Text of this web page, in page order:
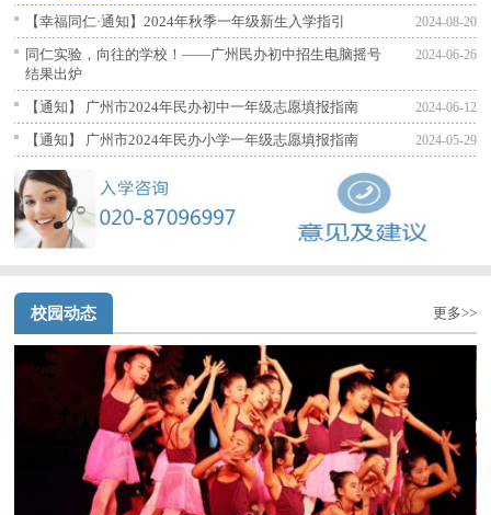
【幸福同仁·通知】2024年秋季一年级新生入学指引 2024-08-20
同仁实验，向往的学校！——广州民办初中招生电脑摇号
结果出炉
2024-06-26
【通知】 广州市2024年民办初中一年级志愿填报指南 2024-06-12
【通知】 广州市2024年民办小学一年级志愿填报指南 2024-05-29
校园动态 更多>>